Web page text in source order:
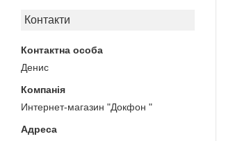
Контакти
Денис
Интернет-магазин "Докфон "